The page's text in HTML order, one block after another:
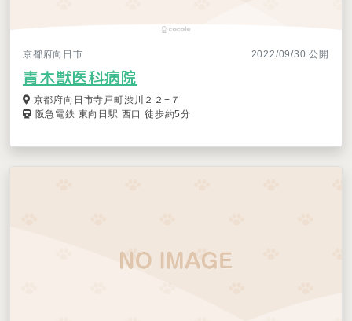
京都府向日市 2022/09/30 公開
青木獣医科病院
京都府向日市寺戸町渋川２２−７
阪急電鉄 東向日駅 西口 徒歩約5分